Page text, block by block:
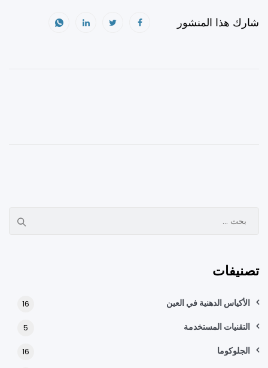
شارك هذا المنشور
تصنيفات
الأكياس الدهنية في العين 16
التقنيات المستخدمة 5
الجلوكوما 16